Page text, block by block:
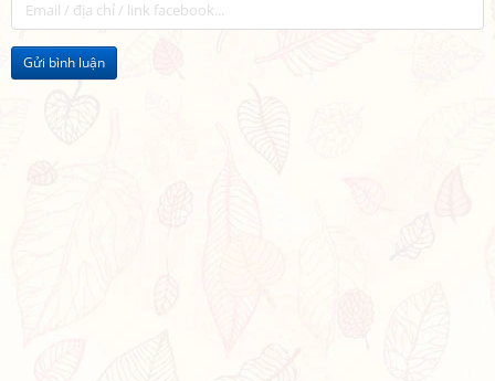
Gửi bình luận